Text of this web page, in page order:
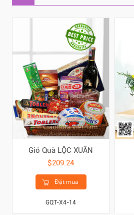
Giỏ Quà LỘC XUÂN
$209.24
Đặt mua
GQT-X4-14